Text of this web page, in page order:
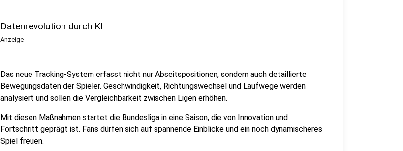
Datenrevolution durch KI
Anzeige
Das neue Tracking-System erfasst nicht nur Abseitspositionen, sondern auch detaillierte
Bewegungsdaten der Spieler. Geschwindigkeit, Richtungswechsel und Laufwege werden
analysiert und sollen die Vergleichbarkeit zwischen Ligen erhöhen.
Mit diesen Maßnahmen startet die Bundesliga in eine Saison, die von Innovation und
Fortschritt geprägt ist. Fans dürfen sich auf spannende Einblicke und ein noch dynamischeres
Spiel freuen.